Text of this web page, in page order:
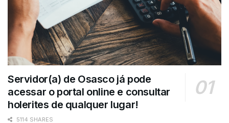
Servidor(a) de Osasco já pode
acessar o portal online e consultar
holerites de qualquer lugar!
5114 SHARES